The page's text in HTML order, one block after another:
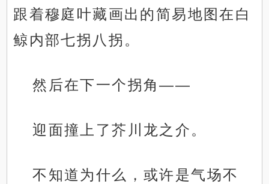
跟着穆庭叶藏画出的简易地图在白
鲸内部七拐八拐。
然后在下一个拐角——
迎面撞上了芥川龙之介。
不知道为什么，或许是气场不